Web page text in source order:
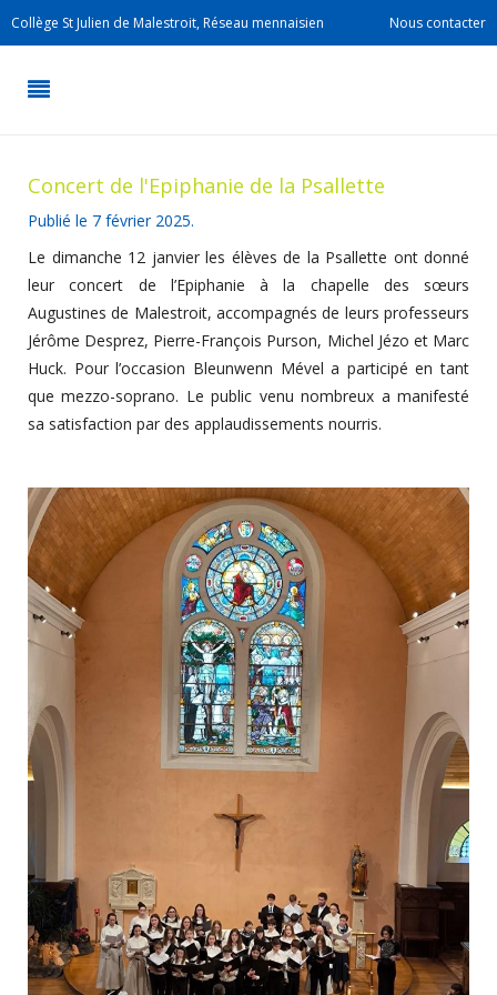
Collège St Julien de Malestroit, Réseau mennaisien Nous contacter
Concert de l'Epiphanie de la Psallette
Publié le 7 février 2025.
Le dimanche 12 janvier les élèves de la Psallette ont donné
leur concert de l’Epiphanie à la chapelle des sœurs
Augustines de Malestroit, accompagnés de leurs professeurs
Jérôme Desprez, Pierre-François Purson, Michel Jézo et Marc
Huck. Pour l’occasion Bleunwenn Mével a participé en tant
que mezzo-soprano. Le public venu nombreux a manifesté
sa satisfaction par des applaudissements nourris.